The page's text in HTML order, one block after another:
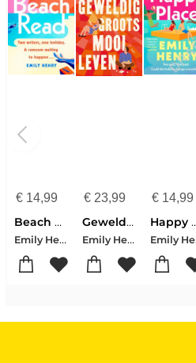
€14,99
Beach Read
Emily Henry
€23,99
Geweldig groots mooi leven
Emily Henry
€ 14,99